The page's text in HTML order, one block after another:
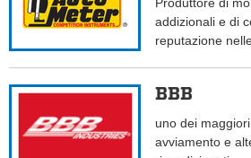
addizionali e di
reputazione
BBB
uno dei
avviamento e